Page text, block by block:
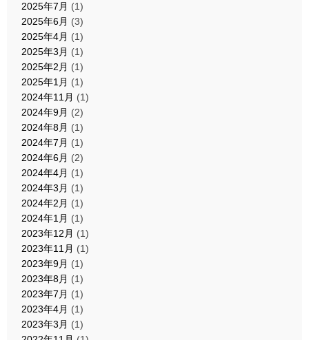
2025年7月 (1)
2025年6月 (3)
2025年4月 (1)
2025年3月 (1)
2025年2月 (1)
2025年1月 (1)
2024年11月 (1)
2024年9月 (2)
2024年8月 (1)
2024年7月 (1)
2024年6月 (2)
2024年4月 (1)
2024年3月 (1)
2024年2月 (1)
2024年1月 (1)
2023年12月 (1)
2023年11月 (1)
2023年9月 (1)
2023年8月 (1)
2023年7月 (1)
2023年4月 (1)
2023年3月 (1)